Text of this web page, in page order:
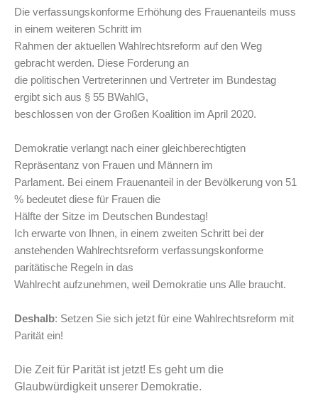
Die verfassungskonforme Erhöhung des Frauenanteils muss
in einem weiteren Schritt im
Rahmen der aktuellen Wahlrechtsreform auf den Weg
gebracht werden. Diese Forderung an
die politischen Vertreterinnen und Vertreter im Bundestag
ergibt sich aus § 55 BWahlG,
beschlossen von der Großen Koalition im April 2020.
Demokratie verlangt nach einer gleichberechtigten
Repräsentanz von Frauen und Männern im
Parlament. Bei einem Frauenanteil in der Bevölkerung von 51
% bedeutet diese für Frauen die
Hälfte der Sitze im Deutschen Bundestag!
Ich erwarte von Ihnen, in einem zweiten Schritt bei der
anstehenden Wahlrechtsreform verfassungskonforme
paritätische Regeln in das
Wahlrecht aufzunehmen, weil Demokratie uns Alle braucht.
Deshalb: Setzen Sie sich jetzt für eine Wahlrechtsreform mit
Parität ein!
Die Zeit für Parität ist jetzt! Es geht um die
Glaubwürdigkeit unserer Demokratie.